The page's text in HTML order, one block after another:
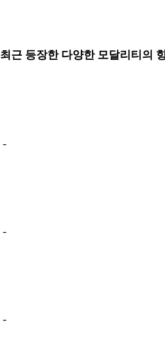
최근 등장한 다양한 모달리티의
-
-
-